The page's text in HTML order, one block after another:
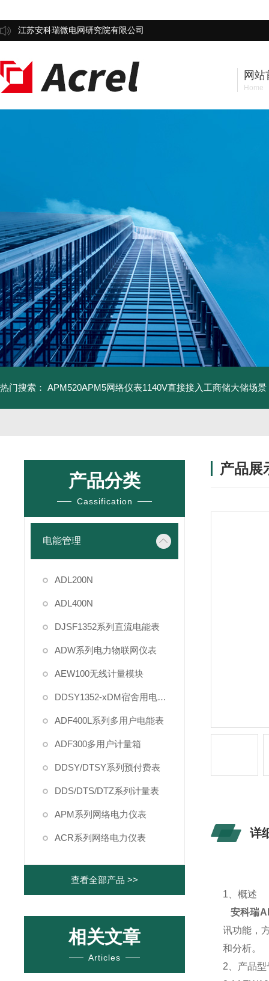
江苏安科瑞微电网研究院有限公司
网站
Home
热门搜索： APM520APM5网络仪表1140V直接接入工商储大储场景
产品分类
Cassification
电能管理
ADL200N
ADL400N
DJSF1352系列直流电能表
ADW系列电力物联网仪表
AEW100无线计量模块
DDSY1352-xDM宿舍用电管理
ADF400L系列多用户电能表
ADF300多用户计量箱
DDSY/DTSY系列预付费表
DDS/DTS/DTZ系列计量表
APM系列网络电力仪表
ACR系列网络电力仪表
查看全部产品 >>
相关文章
Articles
产品展
详
1、概述
安科瑞
讯功能，
和分析。
2、产品